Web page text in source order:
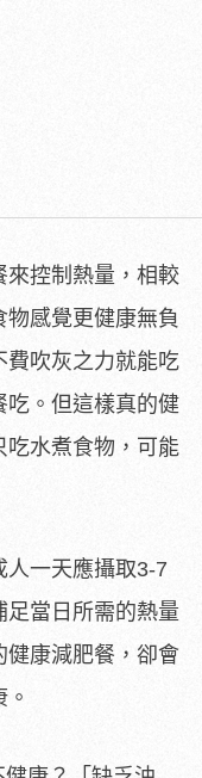
來控制熱量，相較
感覺更健康無負
費吹灰之力就能吃
吃。但這樣真的健
吃水煮食物，可能
人一天應攝取3-7
足當日所需的熱量
健康減肥餐，卻會